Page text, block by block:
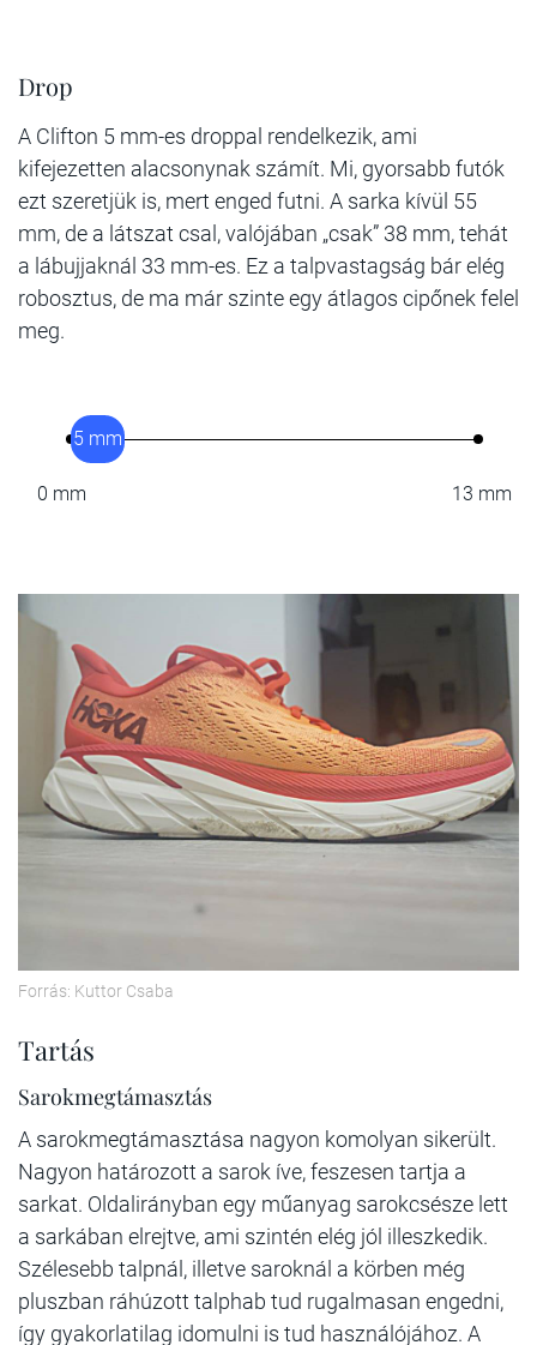
Drop
A Clifton 5 mm-es droppal rendelkezik, ami
kifejezetten alacsonynak számít. Mi, gyorsabb futók
ezt szeretjük is, mert enged futni. A sarka kívül 55
mm, de a látszat csal, valójában „csak” 38 mm, tehát
a lábujjaknál 33 mm-es. Ez a talpvastagság bár elég
robosztus, de ma már szinte egy átlagos cipőnek felel
meg.
0 mm
5 mm
13 mm
Forrás: Kuttor Csaba
Tartás
Sarokmegtámasztás
A sarokmegtámasztása nagyon komolyan sikerült.
Nagyon határozott a sarok íve, feszesen tartja a
sarkat. Oldalirányban egy műanyag sarokcsésze lett
a sarkában elrejtve, ami szintén elég jól illeszkedik.
Szélesebb talpnál, illetve saroknál a körben még
pluszban ráhúzott talphab tud rugalmasan engedni,
így gyakorlatilag idomulni is tud használójához. A